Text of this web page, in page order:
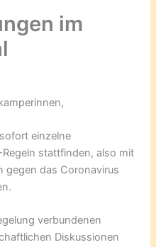
im
einzelne
stattfinden, also mit
gegen das Coronavirus
verbundenen
Diskussionen